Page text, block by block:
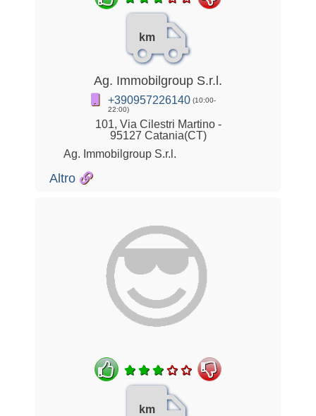
km
Ag. Immobilgroup S.r.l.
+390957226140 (10:00-
22:00)
101, Via Cilestri Martino -
95127 Catania(CT)
Ag. Immobilgroup S.r.l.
Altro
km